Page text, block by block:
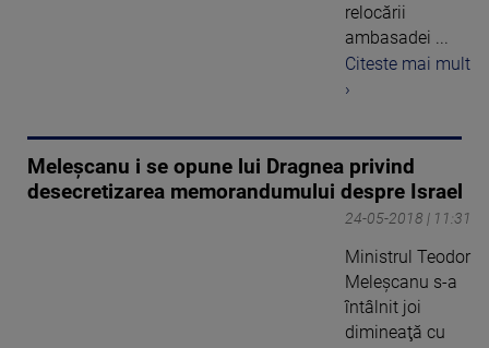
relocării
ambasadei ...
Citeste mai mult
›
Meleşcanu i se opune lui Dragnea privind
desecretizarea memorandumului despre Israel
24-05-2018 | 11:31
Ministrul Teodor
Meleşcanu s-a
întâlnit joi
dimineaţă cu